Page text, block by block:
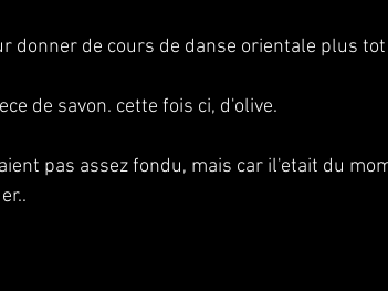
donner de cours de danse orientale plus
de savon. cette fois ci, d'olive.
pas assez fondu, mais car il'etait du